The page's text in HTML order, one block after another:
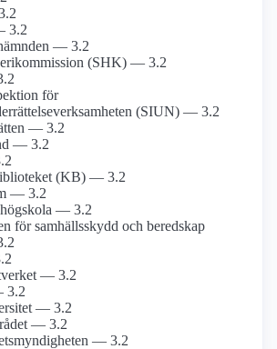
3.2
— 3.2
(SHK) — 3.2
för
(SIUN) — 3.2
— 3.2
— 3.2
(KB) — 3.2
— 3.2
högskola — 3.2
för samhällsskydd och beredskap
— 3.2
3.2
— 3.2
— 3.2
— 3.2